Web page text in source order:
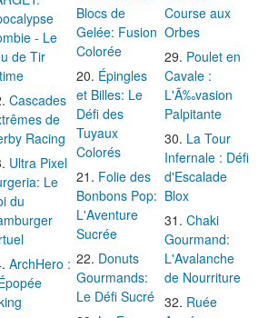
- Le
de Tir
Cascades
de
Racing
Ultra Pixel
Le
du
ArchHero :
Blocs de
Gelée: Fusion
Colorée
Épingles
et Billes: Le
Défi des
Tuyaux
Colorés
Folie des
Bonbons Pop:
L'Aventure
Sucrée
Donuts
Gourmands:
Le Défi Sucré
Course aux
Orbes
Poulet en
Cavale :
L'Ã‰vasion
Palpitante
La Tour
Infernale : Défi
d'Escalade
Blox
Chaki
Gourmand:
L'Avalanche
de Nourriture
Ruée